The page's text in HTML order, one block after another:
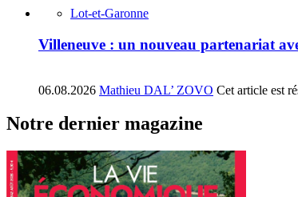
Lot-et-Garonne
Villeneuve : un nouveau partenariat
06.08.2026 Mathieu DAL’ ZOVO Cet article est
Notre dernier magazine